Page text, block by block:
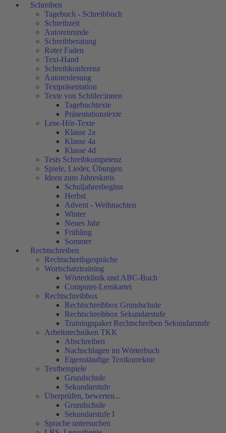
Schreiben
Tagebuch - Schreibbuch
Schreibzeit
Autorenrunde
Schreibberatung
Roter Faden
Text-Hand
Schreibkonferenz
Autorenlesung
Textpräsentation
Texte von Schüler:innen
Tagebuchtexte
Präsentationstexte
Lese-Hör-Texte
Klasse 2a
Klasse 4a
Klasse 4d
Tests Schreibkompetenz
Spiele, Lieder, Übungen
Ideen zum Jahreskreis
Schuljahresbeginn
Herbst
Advent - Weihnachten
Winter
Neues Jahr
Frühling
Sommer
Rechtschreiben
Rechtschreibgespräche
Wortschatztraining
Wörterklinik und ABC-Buch
Computer-Lernkartei
Rechtschreibbox
Rechtschreibbox Grundschule
Rechtschreibbox Sekundarstufe
Trainingspaket Rechtschreiben Sekundarstufe
Arbeitstechniken TKK
Abschreiben
Nachschlagen im Wörterbuch
Eigenständige Textkorrektur
Textbeispiele
Grundschule
Sekundarstufe
Überprüfen, bewerten...
Grundschule
Sekundarstufe I
Sprache untersuchen